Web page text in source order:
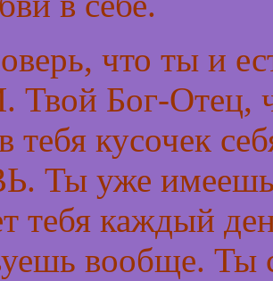
что ты и
Бог-Отец,
тебя кусочек
Ты уже имеешь
тебя каждый
вообще. Ты